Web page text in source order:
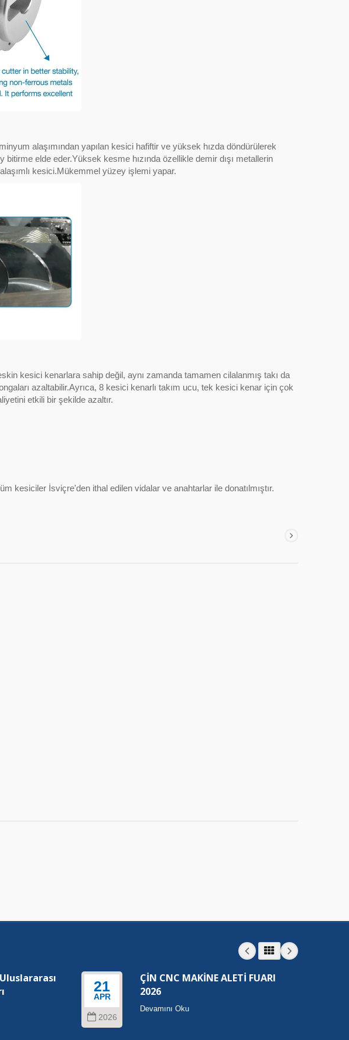
Makineleri için Özel -
alaşımından yapılan kesici hafiftir ve yüksek hızda döndürülerek
elde eder.Yüksek kesme hızında özellikle demir dışı metallerin
kesici.Mükemmel yüzey işlemi yapar.
kesici kenarlara sahip değil, aynı zamanda tamamen cilalanmış takı da
azaltabilir.Ayrıca, 8 kesici kenarlı takım ucu, tek kesici kenar için çok
etkili bir şekilde azaltır.
kesiciler İsviçre'den ithal edilen vidalar ve anahtarlar ile donatılmıştır.
21
APR
2026
ÇİN CNC MAKİNE ALETİ FUARI
2026
Devamını Oku